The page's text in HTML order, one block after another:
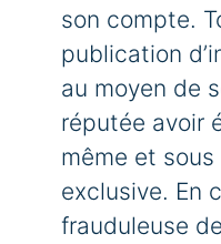
son compte.
publication
au moyen de
réputée avoir
même et
exclusive. En
frauduleuse